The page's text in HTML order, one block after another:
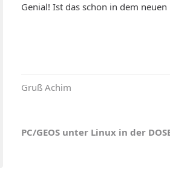
Genial! Ist das schon in dem neuen
Gruß Achim
PC/GEOS unter Linux in der